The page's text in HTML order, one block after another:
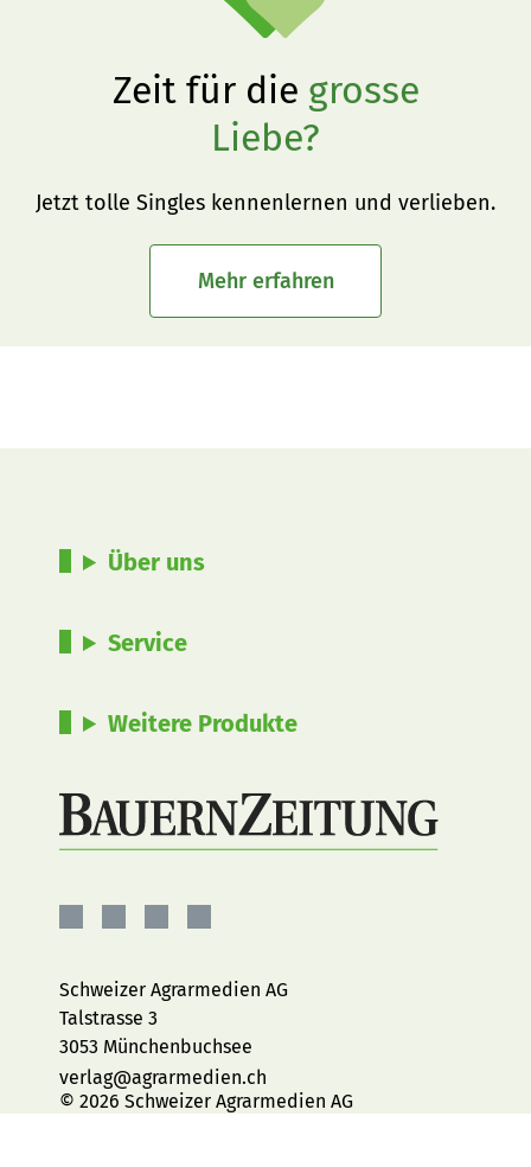
Zeit für die grosse
Liebe?
Jetzt tolle Singles kennenlernen und verlieben.
Mehr erfahren
Über uns
Service
Weitere Produkte
Facebook
Instagram
YouTubeLinkedIn
Schweizer Agrarmedien AG
Talstrasse 3
3053 Münchenbuchsee
verlag@agrarmedien.ch
© 2026 Schweizer Agrarmedien AG